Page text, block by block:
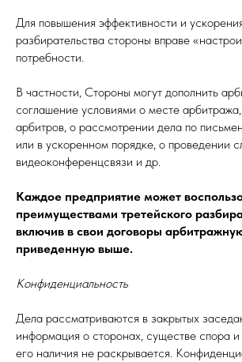
Для повышения эффективности и
разбирательства стороны вправе
потребности.
В частности, Стороны могут дополнить
соглашение условиями о месте
арбитров, о рассмотрении дела по
или в ускоренном порядке, о проведении
видеоконференцсвязи и др.
Каждое предприятие может
преимуществами третейского
включив в свои договоры
приведенную выше.
Конфиденциальность
Дела рассматриваются в закрытых
информация о сторонах, существе спора
его наличия не раскрывается.